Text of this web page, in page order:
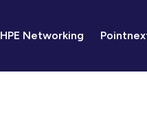
HPE Networking